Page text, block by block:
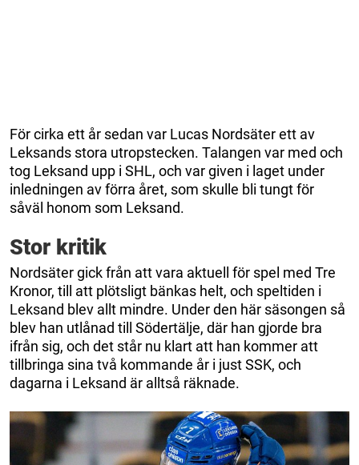
För cirka ett år sedan var Lucas Nordsäter ett av
Leksands stora utropstecken. Talangen var med och
tog Leksand upp i SHL, och var given i laget under
inledningen av förra året, som skulle bli tungt för
såväl honom som Leksand.
Stor kritik
Nordsäter gick från att vara aktuell för spel med Tre
Kronor, till att plötsligt bänkas helt, och speltiden i
Leksand blev allt mindre. Under den här säsongen så
blev han utlånad till Södertälje, där han gjorde bra
ifrån sig, och det står nu klart att han kommer att
tillbringa sina två kommande år i just SSK, och
dagarna i Leksand är alltså räknade.